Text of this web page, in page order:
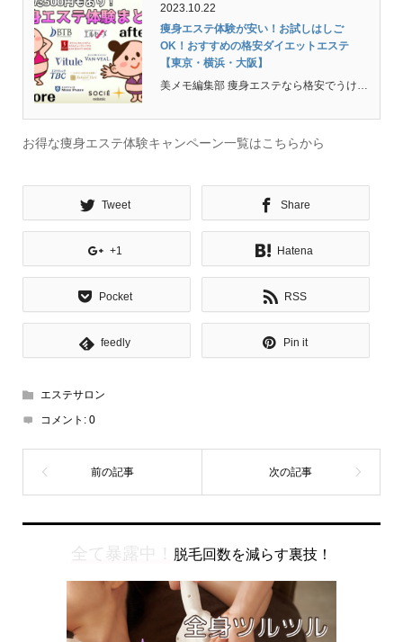
2023.10.22
痩身エステ体験が安い！お試しはしご
OK！おすすめの格安ダイエットエステ
【東京・横浜・大阪】
お得な痩身エステ体験キャンペーン一覧はこちらから
Tweet Share
+1 Hatena
Pocket RSS
feedly Pin it
エステサロン
コメント: 0
全て暴露中！ 脱毛回数を減らす裏技！